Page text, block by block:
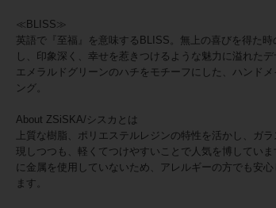
≪BLISS≫
英語で『至福』を意味するBLISS。無上の喜びを得た時
し、印象深く、幸せを惹きつけるような魅力に溢れた
エメラルドグリーンのハチをモチーフにした、ハンドメ
ング。
About ZSiSKA/シスカとは
上質な樹脂、ポリエステルレジンの特性を活かし、ガ
現しつつも、軽くてつけやすいことで人気を博してい
に金属を使用していないため、アレルギーの方でも安
ます。